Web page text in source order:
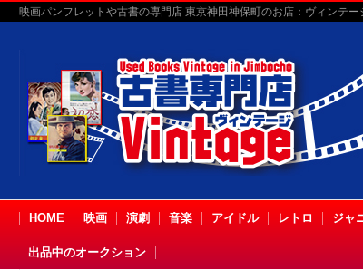
映画パンフレットや古書の専門店 東京神田神保町のお店：ヴィンテ
HOME 映画 演劇 音楽 アイドル レトロ ジャ
出品中のオークション